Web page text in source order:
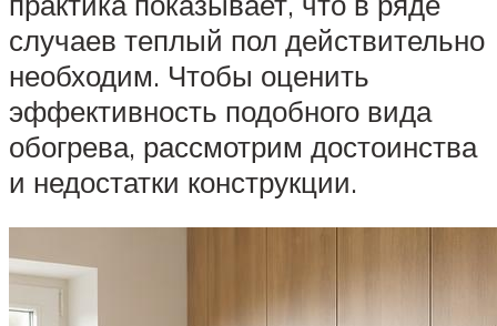
случаев теплый пол действительно
необходим. Чтобы оценить
эффективность подобного вида
обогрева, рассмотрим достоинства
и недостатки конструкции.